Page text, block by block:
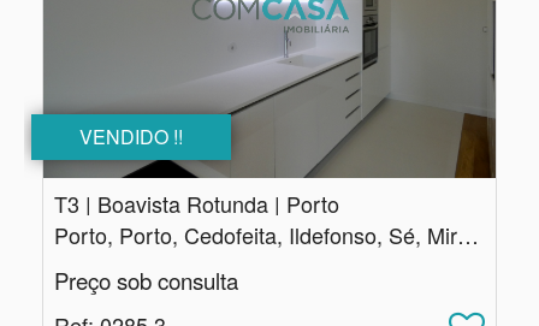
VENDIDO !!
T3 | Boavista Rotunda | Porto
Porto, Porto, Cedofeita, Ildefonso, Sé, Miragaia, Nicolau, Vitória
Preço sob consulta